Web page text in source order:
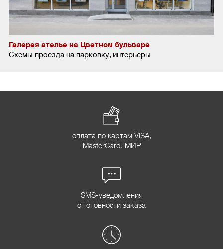
Галерея ателье на Цветном бульваре
Схемы проезда на парковку, интерьеры
оплата по картам VISA,
MasterCard, МИР
SMS-уведомления
о готовности заказа